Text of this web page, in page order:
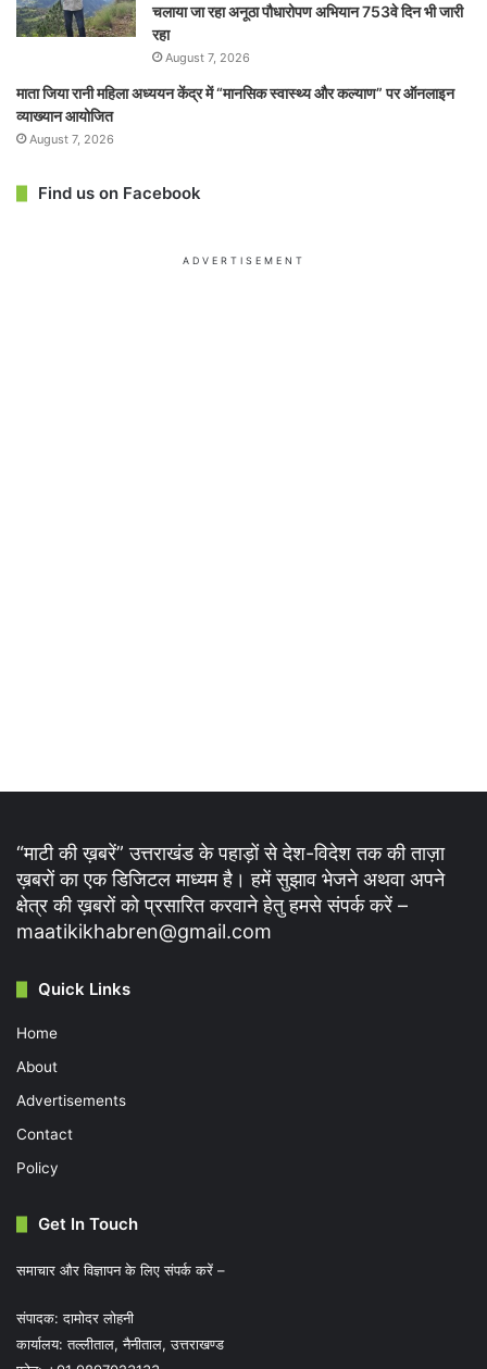
चलाया जा रहा अनूठा पौधारोपण अभियान 753वे दिन भी जारी
रहा
August 7, 2026
माता जिया रानी महिला अध्ययन केंद्र में “मानसिक स्वास्थ्य और कल्याण” पर ऑनलाइन
व्याख्यान आयोजित
August 7, 2026
Find us on Facebook
ADVERTISEMENT
“माटी की ख़बरें” उत्तराखंड के पहाड़ों से देश-विदेश तक की ताज़ा
ख़बरों का एक डिजिटल माध्यम है। हमें सुझाव भेजने अथवा अपने
क्षेत्र की ख़बरों को प्रसारित करवाने हेतु हमसे संपर्क करें –
maatikikhabren@gmail.com
Quick Links
Home
About
Advertisements
Contact
Policy
Get In Touch
समाचार और विज्ञापन के लिए संपर्क करें –
संपादक: दामोदर लोहनी
कार्यालय: तल्लीताल, नैनीताल, उत्तराखण्ड